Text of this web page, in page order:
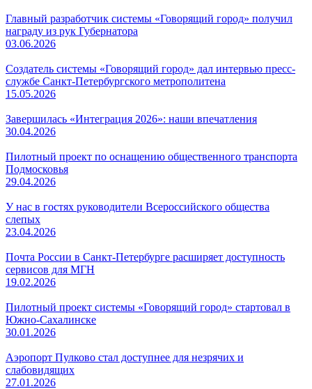
Главный разработчик системы «Говорящий город» получил
награду из рук Губернатора
03.06.2026
Создатель системы «Говорящий город» дал интервью пресс-
службе Санкт-Петербургского метрополитена
15.05.2026
Завершилась «Интеграция 2026»: наши впечатления
30.04.2026
Пилотный проект по оснащению общественного транспорта
Подмосковья
29.04.2026
У нас в гостях руководители Всероссийского общества
слепых
23.04.2026
Почта России в Санкт-Петербурге расширяет доступность
сервисов для МГН
19.02.2026
Пилотный проект системы «Говорящий город» стартовал в
Южно-Сахалинске
30.01.2026
Аэропорт Пулково стал доступнее для незрячих и
слабовидящих
27.01.2026